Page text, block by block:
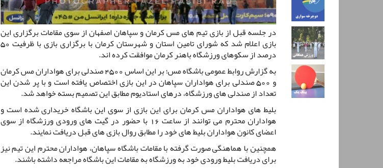
در جلسه قبل از بازی تیم های مس کرمان و سپاهان اصفهان از سوی مقامات برگزاری این
بازی اعلام شد که شورای تامین استان و شهرستان کرمان با برگزاری بازی با ظرفیت 50
درصد از سکوهای ورزشگاه باهنر کرمان موافقت کرده اند.
به گزارش روابط عمومی باشگاه مس؛ بر این اساس 4500 صندلی برای هواداران مس کرمان
و 500 صندلی برای هواداران سپاهان در این بازی اختصاص یافته است و با پر شدن این
تعداد از صندلی های ورزشگاه، درهای استادیوم مطابق این تصمیم بسته خواهد شد.
بلیط های هواداران مس کرمان برای این بازی از سوی این باشگاه خریداری شده است و
هواداران محترم می توانند از ساعت 16 با حضور در گیت های ورودی ورزشگاه از سوی
اعضای کانون هواداران بلیط های خود را مطابق روال بازی های قبل دریافت نمایند.
همچنین با هماهنگی صورت گرفته با مقامات باشگاه سپاهان، هواداران محترم این تیم نیز
برای دریافت بلیط ورودی خود به ورزشگاه به مقامات این باشگاه مراجعه داشته باشند.